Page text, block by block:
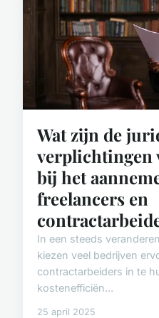
Wat zijn de
verplichtingen
bij het
freelancers en
In een steeds
kiezen veel bedrijven
contractarbeiders in te
kostenefficiën...
25 april 2025